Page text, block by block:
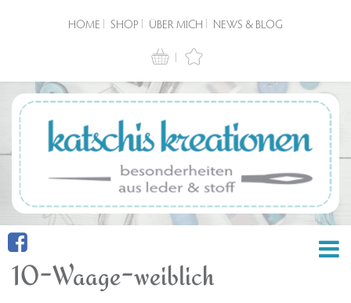
HOME SHOP ÜBER MICH NEWS & BLOG
10-Waage-weiblich